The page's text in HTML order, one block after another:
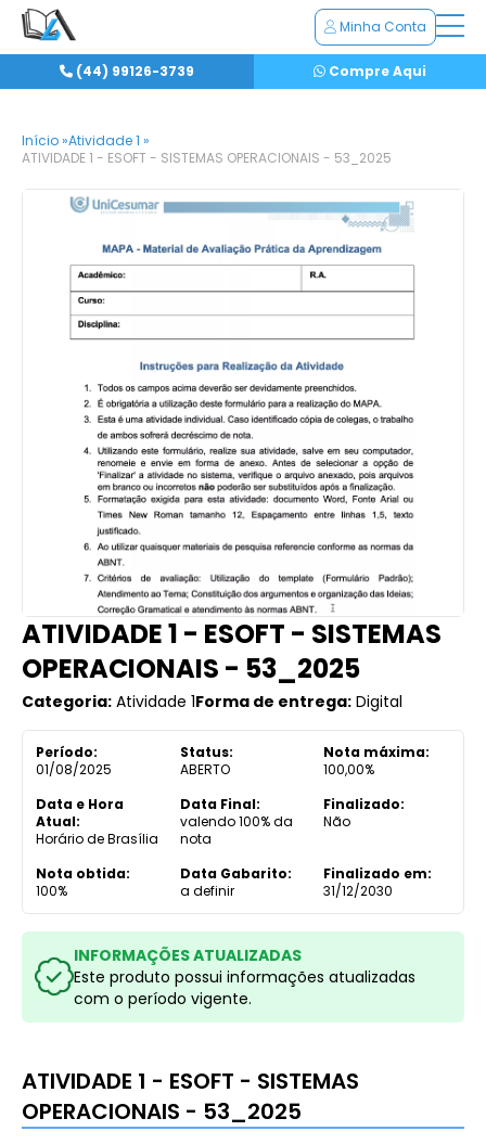
Minha Conta
(44) 99126-3739 Compre Aqui
Início »Atividade 1 »
ATIVIDADE 1 - ESOFT - SISTEMAS OPERACIONAIS - 53_2025
ATIVIDADE 1 - ESOFT - SISTEMAS
OPERACIONAIS - 53_2025
Categoria: Atividade 1Forma de entrega: Digital
Período:
01/08/2025
Status:
ABERTO
Nota máxima:
100,00%
Data e Hora
Atual:
Horário de Brasília
Data Final:
valendo 100% da
nota
Finalizado:
Não
Nota obtida:
100%
Data Gabarito:
a definir
Finalizado em:
31/12/2030
INFORMAÇÕES ATUALIZADAS
Este produto possui informações atualizadas
com o período vigente.
ATIVIDADE 1 - ESOFT - SISTEMAS
OPERACIONAIS - 53_2025